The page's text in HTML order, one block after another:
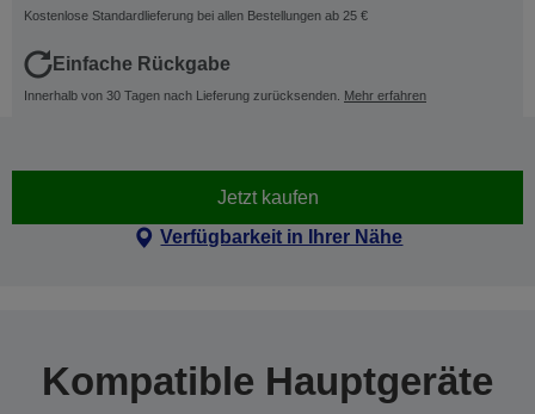
Kostenlose Standardlieferung bei allen Bestellungen ab 25 €
Einfache Rückgabe
Innerhalb von 30 Tagen nach Lieferung zurücksenden. Mehr erfahren
Jetzt kaufen
Verfügbarkeit in Ihrer Nähe
Kompatible Hauptgeräte